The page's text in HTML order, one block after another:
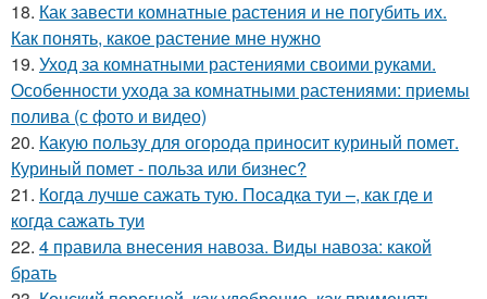
18. Как завести комнатные растения и не погубить их.
Как понять, какое растение мне нужно
19. Уход за комнатными растениями своими руками.
Особенности ухода за комнатными растениями: приемы
полива (с фото и видео)
20. Какую пользу для огорода приносит куриный помет.
Куриный помет - польза или бизнес?
21. Когда лучше сажать тую. Посадка туи –, как где и
когда сажать туи
22. 4 правила внесения навоза. Виды навоза: какой
брать